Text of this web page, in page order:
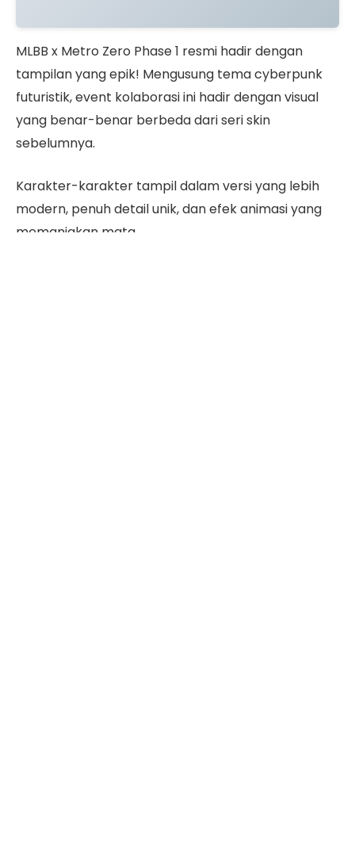
MLBB x Metro Zero Phase 1 resmi hadir dengan
tampilan yang epik! Mengusung tema cyberpunk
futuristik, event kolaborasi ini hadir dengan visual
yang benar-benar berbeda dari seri skin
sebelumnya.
Karakter-karakter tampil dalam versi yang lebih
modern, penuh detail unik, dan efek animasi yang
memanjakan mata.